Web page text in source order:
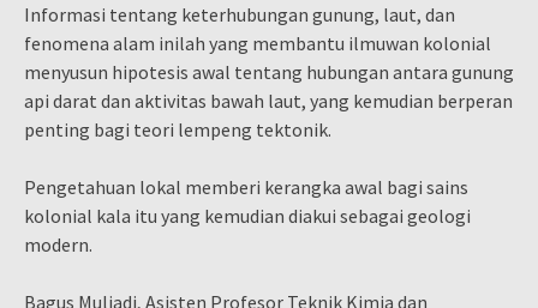
Informasi tentang keterhubungan gunung, laut, dan
fenomena alam inilah yang membantu ilmuwan kolonial
menyusun hipotesis awal tentang hubungan antara gunung
api darat dan aktivitas bawah laut, yang kemudian berperan
penting bagi teori lempeng tektonik.
Pengetahuan lokal memberi kerangka awal bagi sains
kolonial kala itu yang kemudian diakui sebagai geologi
modern.
Bagus Muljadi, Asisten Profesor Teknik Kimia dan